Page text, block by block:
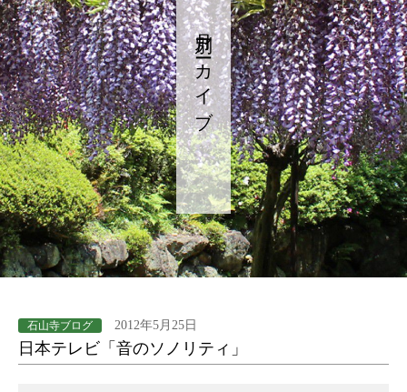
月別アーカイブ
石山寺ブログ 2012年5月25日
日本テレビ「音のソノリティ」